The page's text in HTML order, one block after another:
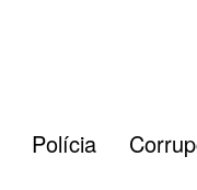
Polícia